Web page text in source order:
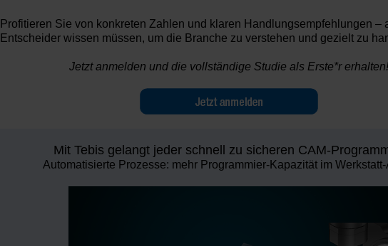
Profitieren Sie von konkreten Zahlen und klaren Handlungsempfehlungen –
Entscheider wissen müssen, um die Branche zu verstehen und gezielt zu
Jetzt anmelden und die vollständige Studie als Erste*r erhalten!
Mit Tebis gelangt jeder schnell zu sicheren CAM-
Automatisierte Prozesse: mehr Programmier-Kapazität im